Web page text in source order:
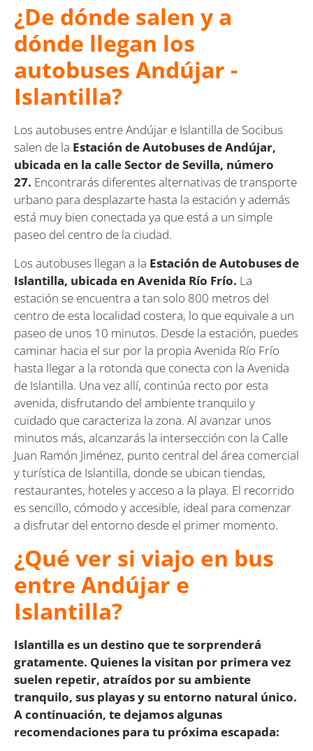
¿De dónde salen y a
dónde llegan los
autobuses Andújar -
Islantilla?
Los autobuses entre Andújar e Islantilla de Socibus
salen de la Estación de Autobuses de Andújar,
ubicada en la calle Sector de Sevilla, número
27. Encontrarás diferentes alternativas de transporte
urbano para desplazarte hasta la estación y además
está muy bien conectada ya que está a un simple
paseo del centro de la ciudad.
Los autobuses llegan a la Estación de Autobuses de
Islantilla, ubicada en Avenida Río Frío. La
estación se encuentra a tan solo 800 metros del
centro de esta localidad costera, lo que equivale a un
paseo de unos 10 minutos. Desde la estación, puedes
caminar hacia el sur por la propia Avenida Río Frío
hasta llegar a la rotonda que conecta con la Avenida
de Islantilla. Una vez allí, continúa recto por esta
avenida, disfrutando del ambiente tranquilo y
cuidado que caracteriza la zona. Al avanzar unos
minutos más, alcanzarás la intersección con la Calle
Juan Ramón Jiménez, punto central del área comercial
y turística de Islantilla, donde se ubican tiendas,
restaurantes, hoteles y acceso a la playa. El recorrido
es sencillo, cómodo y accesible, ideal para comenzar
a disfrutar del entorno desde el primer momento.
¿Qué ver si viajo en bus
entre Andújar e
Islantilla?
Islantilla es un destino que te sorprenderá
gratamente. Quienes la visitan por primera vez
suelen repetir, atraídos por su ambiente
tranquilo, sus playas y su entorno natural único.
A continuación, te dejamos algunas
recomendaciones para tu próxima escapada: